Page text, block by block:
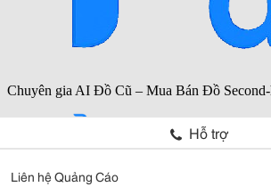
Hỗ trợ
Liên hệ Quảng Cáo